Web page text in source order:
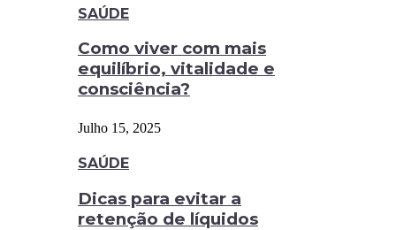
SAÚDE
Como viver com mais
equilíbrio, vitalidade e
consciência?
Julho 15, 2025
SAÚDE
Dicas para evitar a
retenção de líquidos